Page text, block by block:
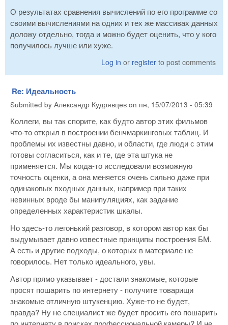
О результатах сравнения вычислений по его программе со
своими вычислениями на одних и тех же массивах данных
доложу отдельно, тогда и можно будет оценить, что у кого
получилось лучше или хуже.
Log in or register to post comments
Re: Идеальность
Submitted by Александр Кудрявцев on пн, 15/07/2013 - 05:39
Коллеги, вы так спорите, как будто автор этих фильмов
что-то открыл в построении бенчмаркинговых таблиц. И
проблемы их известны давно, и области, где люди с этим
готовы согласиться, как и те, где эта штука не
применяется. Мы когда-то исследовали возможную
точность оценки, а она меняется очень сильно даже при
одинаковых входных данных, например при таких
невинных вроде бы манипуляциях, как задание
определенных характеристик шкалы.
Но здесь-то легонький разговор, в котором автор как бы
выдумывает давно известные принципы построения БМ.
А есть и другие подходы, о которых в материале не
говорилось. Нет только идеального, увы.
Автор прямо указывает - достали знакомые, которые
просят пошарить по интернету - получите товарищи
знакомые отличную штукенцию. Хуже-то не будет,
правда? Ну не специалист же будет просить его пошарить